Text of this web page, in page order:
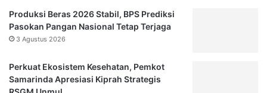
Produksi Beras 2026 Stabil, BPS Prediksi
Pasokan Pangan Nasional Tetap Terjaga
3 Agustus 2026
Perkuat Ekosistem Kesehatan, Pemkot
Samarinda Apresiasi Kiprah Strategis